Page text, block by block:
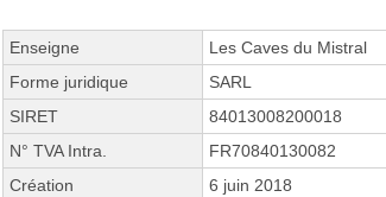
Enseigne
Les Caves du Mistral
Forme juridique
SARL
SIRET
84013008200018
N° TVA Intra.
FR70840130082
Création
6 juin 2018